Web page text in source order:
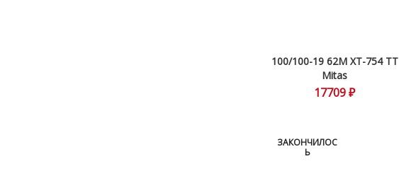
100/100-19 62M XT-754 TT
Mitas
17709 ₽
ЗАКОНЧИЛОС
Ь